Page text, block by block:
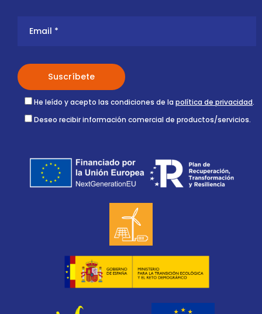
He leído y acepto las condiciones de la política de privacidad.
Deseo recibir información comercial de productos/servicios.